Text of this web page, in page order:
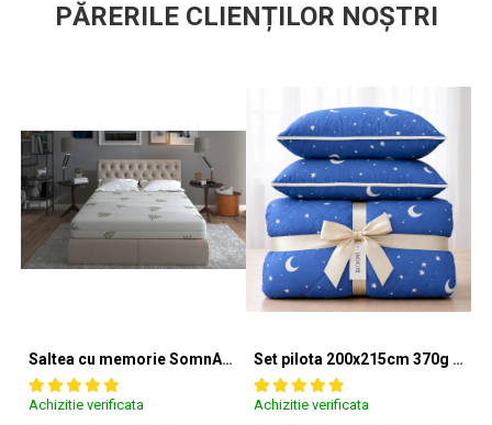
PĂRERILE CLIENȚILOR NOȘTRI
Saltea cu memorie SomnART XXL Memory Plus 160x190, înălțime 25cm, pentru persoane supraponderale, husă Aloe Vera detașabilă, rulată, fermitate mare
Achizitie verificata
Set pilota 200x215cm 370g cu 2 perne 50x70,albastru- PLT36
Achizitie verificata